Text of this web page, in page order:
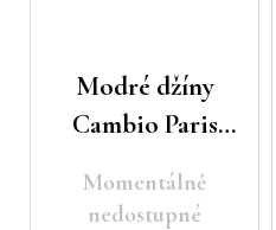
Modré džíny
Cambio Paris
Momentálně
nedostupné